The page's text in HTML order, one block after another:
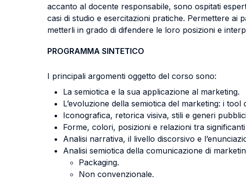
accanto al docente responsabile, sono ospitati
casi di studio e esercitazioni pratiche. Permettere ai
metterli in grado di difendere le loro posizioni e
PROGRAMMA SINTETICO
I principali argomenti oggetto del corso sono:
La semiotica e la sua applicazione al marketing.
L’evoluzione della semiotica del marketing: i tool
Iconografica, retorica visiva, stili e generi
Forme, colori, posizioni e relazioni tra significanti
Analisi narrativa, il livello discorsivo e
Analisi semiotica della comunicazione di
Packaging.
Non convenzionale.